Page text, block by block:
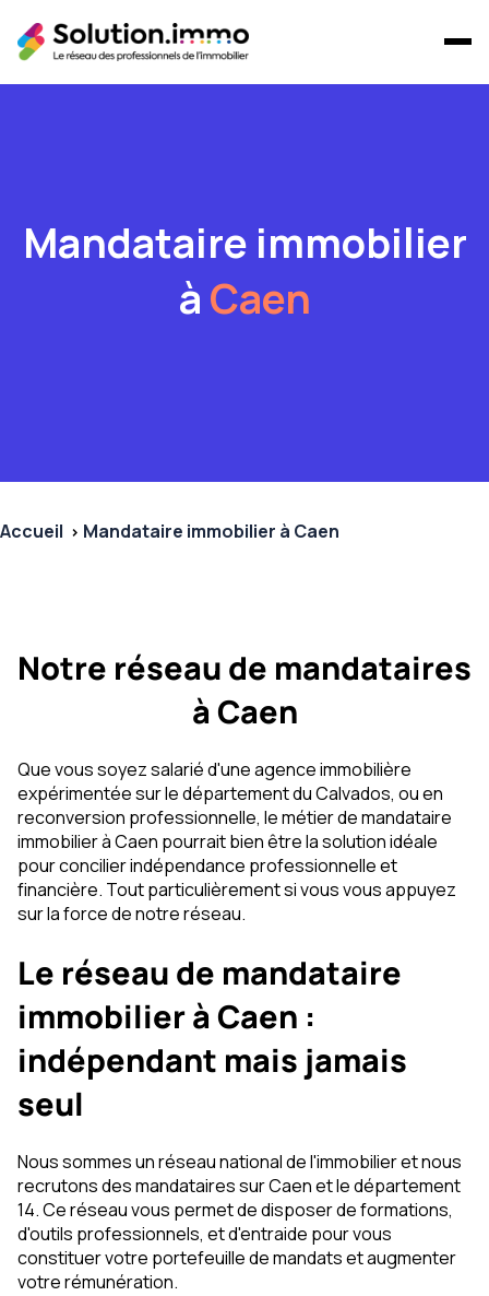
Mandataire immobilier
à Caen
Accueil Mandataire immobilier à Caen
Notre réseau de mandataires
à Caen
Que vous soyez salarié d'une agence immobilière
expérimentée sur le département du Calvados, ou en
reconversion professionnelle, le métier de mandataire
immobilier à Caen pourrait bien être la solution idéale
pour concilier indépendance professionnelle et
financière. Tout particulièrement si vous vous appuyez
sur la force de notre réseau.
Le réseau de mandataire
immobilier à Caen :
indépendant mais jamais
seul
Nous sommes un réseau national de l'immobilier et nous
recrutons des mandataires sur Caen et le département
14. Ce réseau vous permet de disposer de formations,
d'outils professionnels, et d'entraide pour vous
constituer votre portefeuille de mandats et augmenter
votre rémunération.